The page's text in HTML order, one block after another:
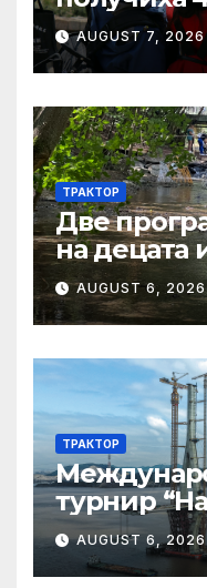
четири
2024
AUGUST 7, 2026
ТРАКТОР
Две
на децата
наAUGUST 6,
ТРАКТОР
турнир
2025”
AUGUST 6, 2026